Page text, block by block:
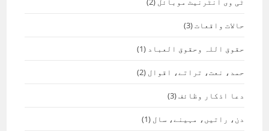
حالات واقعات(3)
حقوق اللہ وحقوق العباد (1)
حمد، نعت، تراتے، اقوال (2)
دعا اذکار وظائف(3)
دن، راتیں، مہینے، سال (1)